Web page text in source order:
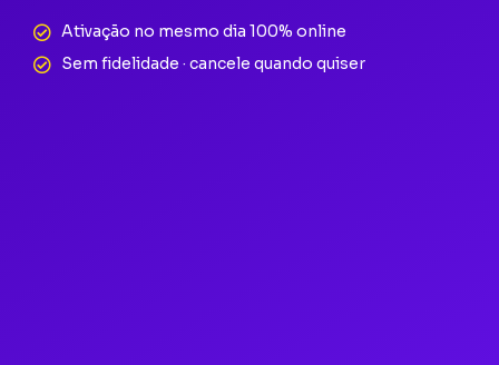
Ativação no mesmo dia 100% online
Sem fidelidade · cancele quando quiser